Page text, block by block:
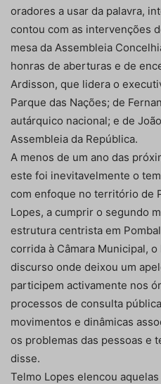
oradores a usar da palavra,
contou com as intervenções
mesa da Assembleia
honras de aberturas e de
Ardisson, que lidera o
Parque das Nações; de
autárquico nacional; e de
Assembleia da República.
A menos de um ano das
este foi inevitavelmente o
com enfoque no território de
Lopes, a cumprir o segundo
estrutura centrista em
corrida à Câmara Municipal,
discurso onde deixou um
participem activamente nos
processos de consulta
movimentos e dinâmicas
os problemas das pessoas e
disse.
Telmo Lopes elencou